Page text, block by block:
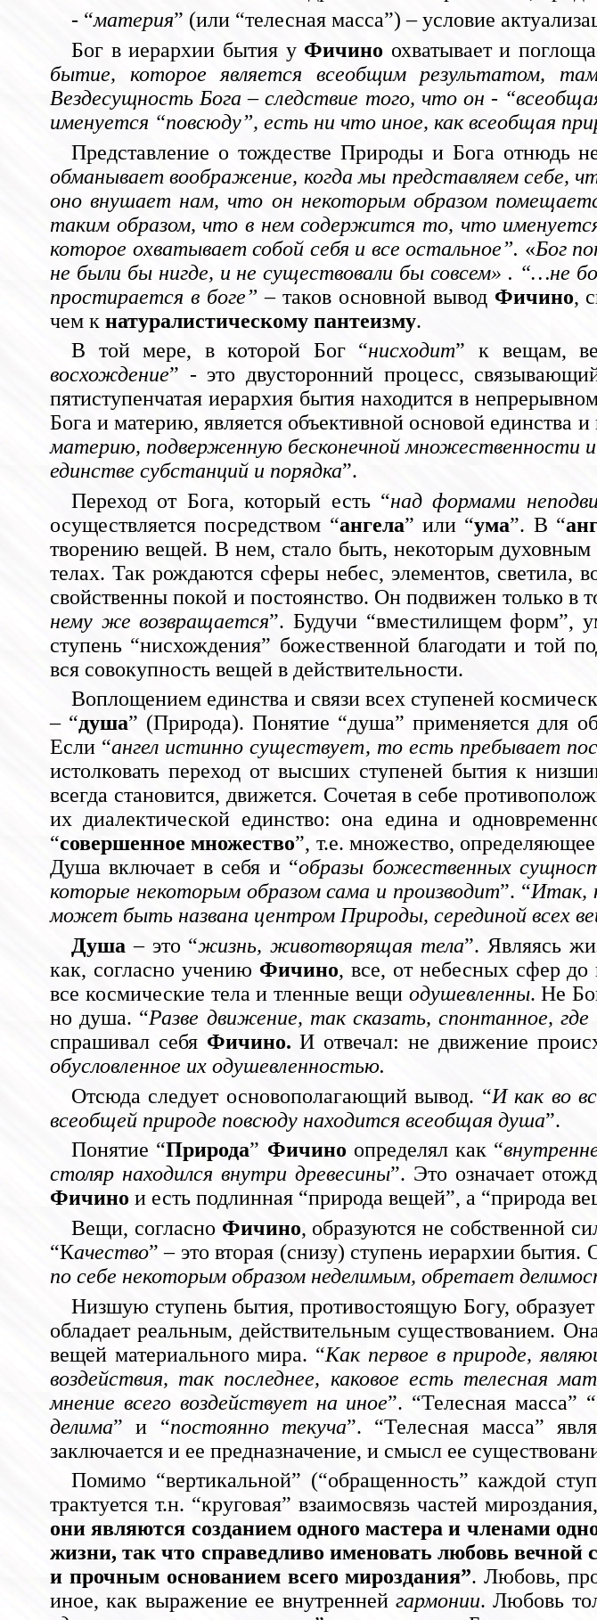
- “материя” (или “телесная масса”) – условие
Бог в иерархии бытия у Фичино охватывает и
бытие, которое является всеобщим результатом,
Вездесущность Бога – следствие того, что он -
именуется “повсюду”, есть ни что иное, как всеобщая
Представление о тождестве Природы и Бога отнюдь
обманывает воображение, когда мы представляем себе,
оно внушает нам, что он некоторым образом
таким образом, что в нем содержится то, что
которое охватывает собой себя и все остальное”. «Бог
не были бы нигде, и не существовали бы совсем» . “…не
простирается в боге”– таков основной вывод Фичино,
чем к натуралистическому пантеизму.
В той мере, в которой Бог “нисходит” к вещам,
восхождение” - это двусторонний процесс,
пятиступенчатая иерархия бытия находится в
Бога и материю, является объективной основой единства
материю, подверженную бесконечной множественности и
единстве субстанций и порядка”.
Переход от Бога, который есть “над формами
осуществляется посредством “ангела” или “ума”. В “
творению вещей. В нем, стало быть, некоторым духовным
телах. Так рождаются сферы небес, элементов, светила,
свойственны покой и постоянство. Он подвижен только в
нему же возвращается”. Будучи “вместилищем форм”,
ступень “нисхождения” божественной благодати и той
вся совокупность вещей в действительности.
Воплощением единства и связи всех ступеней
– “душа” (Природа). Понятие “душа” применяется для
Если “ангел истинно существует, то есть пребывает
истолковать переход от высших ступеней бытия к
всегда становится, движется. Сочетая в себе
их диалектической единство: она едина и
“совершенное множество”, т.е. множество,
Душа включает в себя и “образы божественных
которые некоторым образом сама и производит”. “Итак,
может быть названа центром Природы, серединой всех
Душа – это “жизнь, животворящая тела”. Являясь
как, согласно учению Фичино, все, от небесных сфер до
все космические тела и тленные вещи одушевленны. Не
но душа. “Разве движение, так сказать, спонтанное,
спрашивал себя Фичино. И отвечал: не движение
обусловленное их одушевленностью.
Отсюда следует основополагающий вывод. “И как во
всеобщей природе повсюду находится всеобщая душа”.
Понятие “Природа” Фичино определял как “
столяр находился внутри древесины”. Это означает
Фичино и есть подлинная “природа вещей”, а “природа
Вещи, согласно Фичино, образуются не собственной
“Качество” – это вторая (снизу) ступень иерархии бытия.
по себе некоторым образом неделимым, обретает
Низшую ступень бытия, противостоящую Богу,
обладает реальным, действительным существованием.
вещей материального мира. “Как первое в природе,
воздействия, так последнее, каковое есть телесная
мнение всего воздействует на иное”. “Телесная масса”
делима” и “постоянно текуча”. “Телесная масса”
заключается и ее предназначение, и смысл ее
Помимо “вертикальной” (“обращенность” каждой
трактуется т.н. “круговая” взаимосвязь частей
они являются созданием одного мастера и членами
жизни, так что справедливо именовать любовь
и прочным основанием всего мироздания”. Любовь,
иное, как выражение ее внутренней гармонии. Любовь